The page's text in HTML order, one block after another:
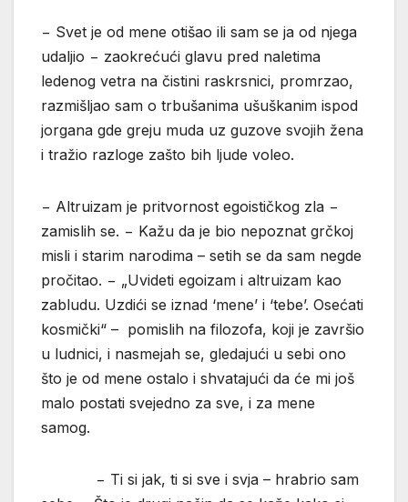
− Svet je od mene otišao ili sam se ja od njega
udaljio − zaokrećući glavu pred naletima
ledenog vetra na čistini raskrsnici, promrzao,
razmišljao sam o trbušanima ušuškanim ispod
jorgana gde greju muda uz guzove svojih žena
i tražio razloge zašto bih ljude voleo.
− Altruizam je pritvornost egoističkog zla −
zamislih se. − Kažu da je bio nepoznat grčkoj
misli i starim narodima – setih se da sam negde
pročitao. − „Uvideti egoizam i altruizam kao
zabludu. Uzdići se iznad ‘mene’ i ‘tebe’. Osećati
kosmički“ – pomislih na filozofa, koji je završio
u ludnici, i nasmejah se, gledajući u sebi ono
što je od mene ostalo i shvatajući da će mi još
malo postati svejedno za sve, i za mene
samog.
− Ti si jak, ti si sve i svja – hrabrio sam